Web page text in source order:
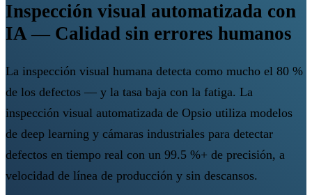
Inspección visual automatizada con
IA — Calidad sin errores humanos
La inspección visual humana detecta como mucho el 80 %
de los defectos — y la tasa baja con la fatiga. La
inspección visual automatizada de Opsio utiliza modelos
de deep learning y cámaras industriales para detectar
defectos en tiempo real con un 99.5 %+ de precisión, a
velocidad de línea de producción y sin descansos.